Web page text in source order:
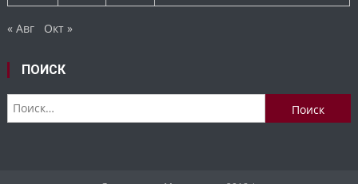
« Авг Окт »
ПОИСК
Найти: